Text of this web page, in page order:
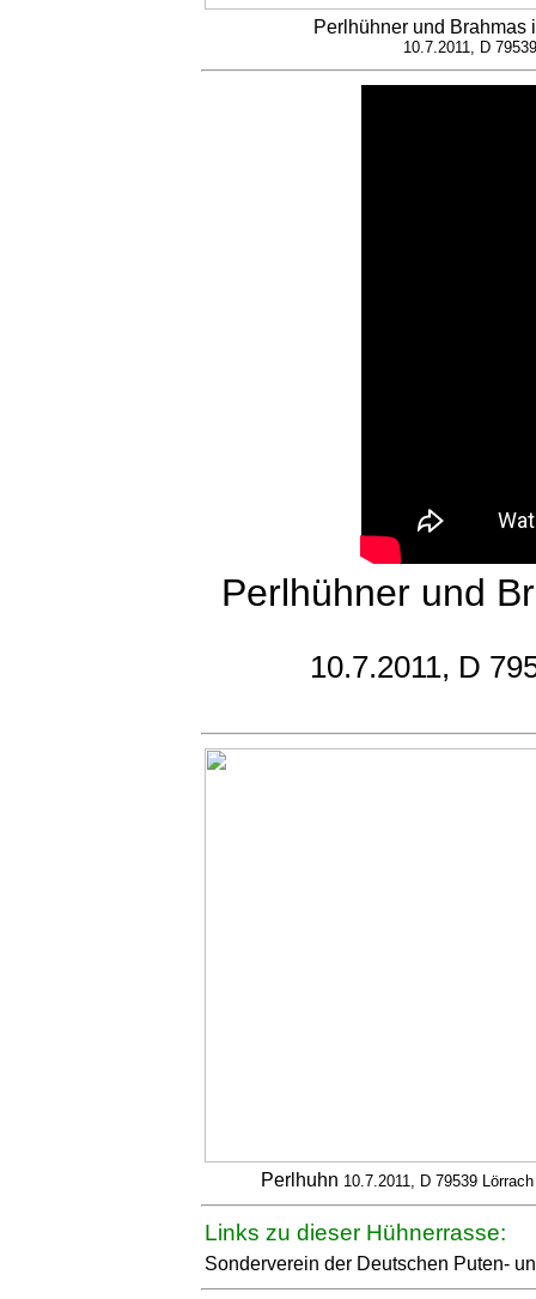
Perlhühner und
10.7.2011, D
Perlhühner und
10.7.2011, D
Perlhuhn 10.7.2011, D 79539 Lörrach
Links zu dieser Hühnerrasse:
Sonderverein der Deutschen Puten-